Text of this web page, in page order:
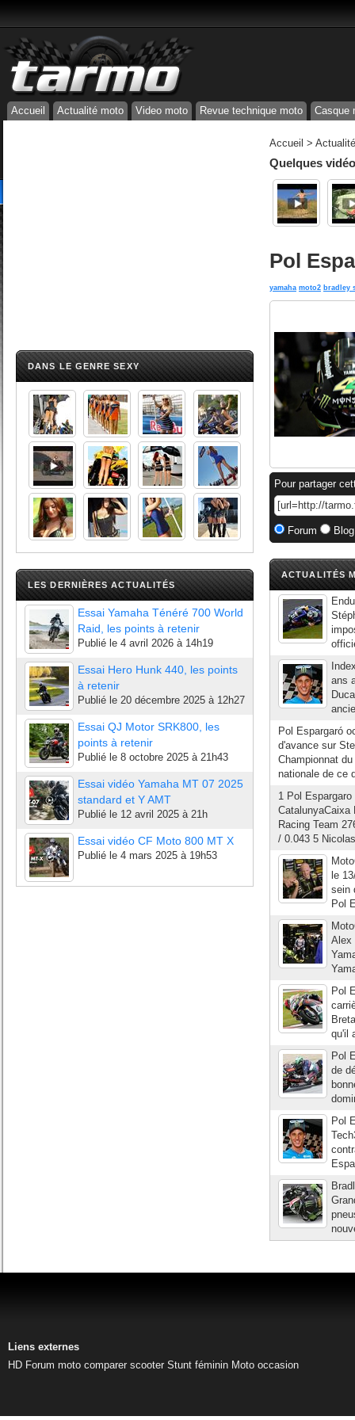
Accueil Actualité moto Video moto Revue technique moto Casque
DANS LE GENRE SEXY
LES DERNIÈRES ACTUALITÉS
Essai Yamaha Ténéré 700 World
Raid, les points à retenir
Publié le 4 avril 2026 à 14h19
Essai Hero Hunk 440, les points
à retenir
Publié le 20 décembre 2025 à 12h27
Essai QJ Motor SRK800, les
points à retenir
Publié le 8 octobre 2025 à 21h43
Essai vidéo Yamaha MT 07 2025
standard et Y AMT
Publié le 12 avril 2025 à 21h
Essai vidéo CF Moto 800 MT X
Publié le 4 mars 2025 à 19h53
Accueil >
Quelques
Pol
yamaha moto2 bradley
Pour partager
Forum
ACTUALITÉS
ans
Pol Espargaró
d'avance sur
Championnat
nationale de ce
1 Pol
CatalunyaCaixa
Racing Team
/ 0.043 5
le
sein
Pol
Alex
Pol
qu'il
Pol
de
Pol
Liens externes
HD Forum moto comparer scooter Stunt féminin Moto occasion